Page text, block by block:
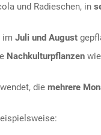
und Radieschen, in
im Juli und August
Nachkulturpflanzen
die mehrere